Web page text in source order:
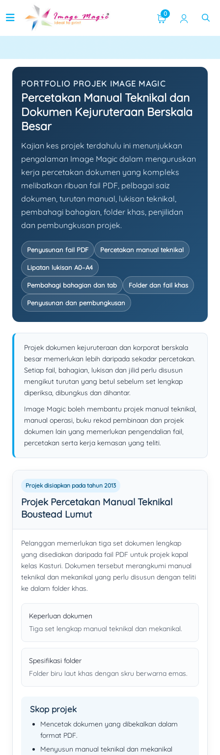
0
Dokumen Kejuruteraan
PORTFOLIO PROJEK IMAGE MAGIC
Percetakan Manual Teknikal dan
Dokumen Kejuruteraan Berskala
Besar
Kajian kes projek terdahulu ini menunjukkan
pengalaman Image Magic dalam menguruskan
kerja percetakan dokumen yang kompleks
melibatkan ribuan fail PDF, pelbagai saiz
dokumen, turutan manual, lukisan teknikal,
pembahagi bahagian, folder khas, penjilidan
dan pembungkusan projek.
Penyusunan fail PDF Percetakan manual teknikal
Lipatan lukisan A0–A4
Pembahagi bahagian dan tab Folder dan fail khas
Penyusunan dan pembungkusan
Projek dokumen kejuruteraan dan korporat berskala
besar memerlukan lebih daripada sekadar percetakan.
Setiap fail, bahagian, lukisan dan jilid perlu disusun
mengikut turutan yang betul sebelum set lengkap
diperiksa, dibungkus dan dihantar.
Image Magic boleh membantu projek manual teknikal,
manual operasi, buku rekod pembinaan dan projek
dokumen lain yang memerlukan pengendalian fail,
percetakan serta kerja kemasan yang teliti.
Projek disiapkan pada tahun 2013
Projek Percetakan Manual Teknikal
Boustead Lumut
Pelanggan memerlukan tiga set dokumen lengkap
yang disediakan daripada fail PDF untuk projek kapal
kelas Kasturi. Dokumen tersebut merangkumi manual
teknikal dan mekanikal yang perlu disusun dengan teliti
ke dalam folder khas.
Keperluan dokumen
Tiga set lengkap manual teknikal dan mekanikal.
Spesifikasi folder
Folder biru laut khas dengan skru berwarna emas.
Skop projek
Mencetak dokumen yang dibekalkan dalam
format PDF.
Menyusun manual teknikal dan mekanikal